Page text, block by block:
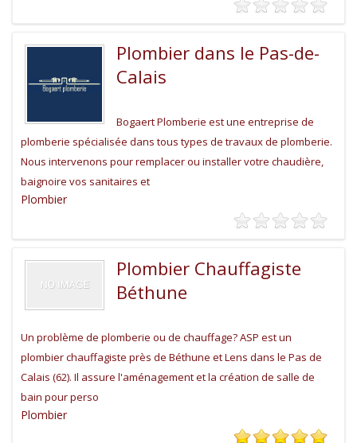
Plombier dans le Pas-de-
Calais
Bogaert Plomberie est une entreprise de
plomberie spécialisée dans tous types de travaux de plomberie.
Nous intervenons pour remplacer ou installer votre chaudière,
baignoire vos sanitaires et
Plombier
Plombier Chauffagiste
Béthune
Un problème de plomberie ou de chauffage? ASP est un
plombier chauffagiste près de Béthune et Lens dans le Pas de
Calais (62). Il assure l'aménagement et la création de salle de
bain pour perso
Plombier